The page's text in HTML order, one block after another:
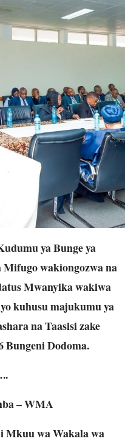
ya Bunge ya
wakiongozwa na
Mwanyika wakiwa
kuhusu majukumu ya
na Taasisi zake
Bungeni Dodoma.
– WMA
Mkuu wa Wakala wa